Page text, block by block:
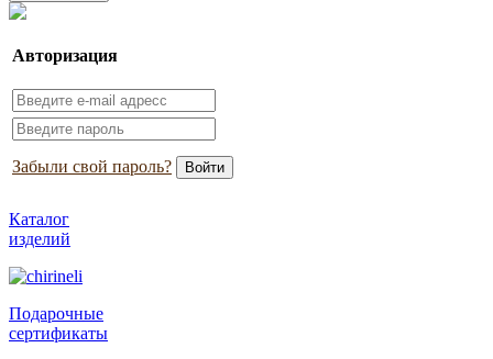
Авторизация
Забыли свой пароль?
Каталог
изделий
Подарочные
сертификаты